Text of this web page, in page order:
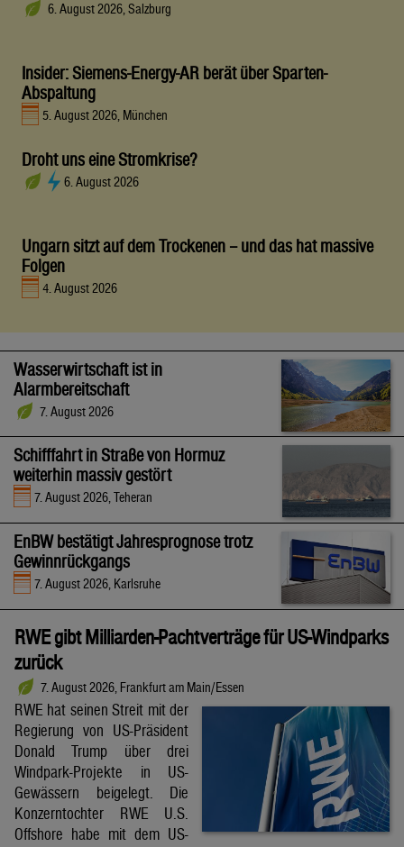
6. August 2026, Salzburg
Insider: Siemens-Energy-AR berät über Sparten-
Abspaltung
5. August 2026, München
Droht uns eine Stromkrise?
6. August 2026
Ungarn sitzt auf dem Trockenen – und das hat massive
Folgen
4. August 2026
Wasserwirtschaft ist in
Alarmbereitschaft
7. August 2026
Schifffahrt in Straße von Hormuz
weiterhin massiv gestört
7. August 2026, Teheran
EnBW bestätigt Jahresprognose trotz
Gewinnrückgangs
7. August 2026, Karlsruhe
RWE gibt Milliarden-Pachtverträge für US-Windparks
zurück
7. August 2026, Frankfurt am Main/Essen
RWE hat seinen Streit mit der
Regierung von US-Präsident
Donald Trump über drei
Windpark-Projekte in US-
Gewässern beigelegt. Die
Konzerntochter RWE U.S.
Offshore habe mit dem US-